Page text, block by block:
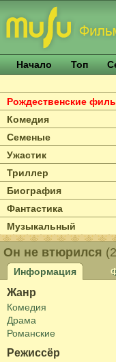
Начало Топ
Рождественские
Комедия
Семеные
Ужастик
Триллер
Биография
Фантастика
Музыкальный
Он не втюрился
Информация
Жанр
Комедия
Драма
Романские
Режиссёр